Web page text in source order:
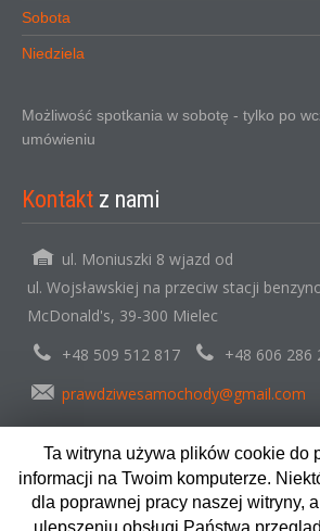
Sobota
Niedziela
Możliwość spotkania w sobotę - tylko po
umówieniu
Kontakt z nami
ul. Moniuszki 8 wjazd od
ul. Wojsławskiej na przeciw stacji
McDonald's, 39-300 Mielec
+48 509 512 817
+48 606 286
prawdziwesamochody@gmail.com
Copyright © 2024.
zastrzeżone.
Ta witryna używa plików cookie do
informacji na Twoim komputerze.
dla poprawnej pracy naszej witryny,